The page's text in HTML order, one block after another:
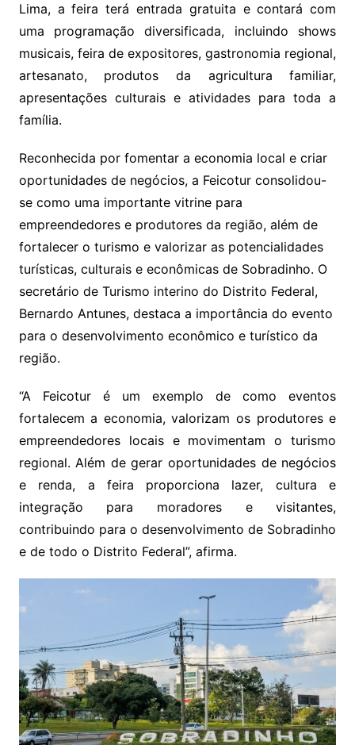
Lima, a feira terá entrada gratuita e contará com
uma programação diversificada, incluindo shows
musicais, feira de expositores, gastronomia regional,
artesanato, produtos da agricultura familiar,
apresentações culturais e atividades para toda a
família.
Reconhecida por fomentar a economia local e criar
oportunidades de negócios, a Feicotur consolidou-
se como uma importante vitrine para
empreendedores e produtores da região, além de
fortalecer o turismo e valorizar as potencialidades
turísticas, culturais e econômicas de Sobradinho. O
secretário de Turismo interino do Distrito Federal,
Bernardo Antunes, destaca a importância do evento
para o desenvolvimento econômico e turístico da
região.
“A Feicotur é um exemplo de como eventos
fortalecem a economia, valorizam os produtores e
empreendedores locais e movimentam o turismo
regional. Além de gerar oportunidades de negócios
e renda, a feira proporciona lazer, cultura e
integração para moradores e visitantes,
contribuindo para o desenvolvimento de Sobradinho
e de todo o Distrito Federal”, afirma.